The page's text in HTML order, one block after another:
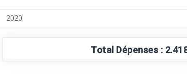
Total Dépenses :